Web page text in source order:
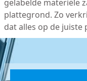
gelabelde materiële
plattegrond. Zo
dat alles op de